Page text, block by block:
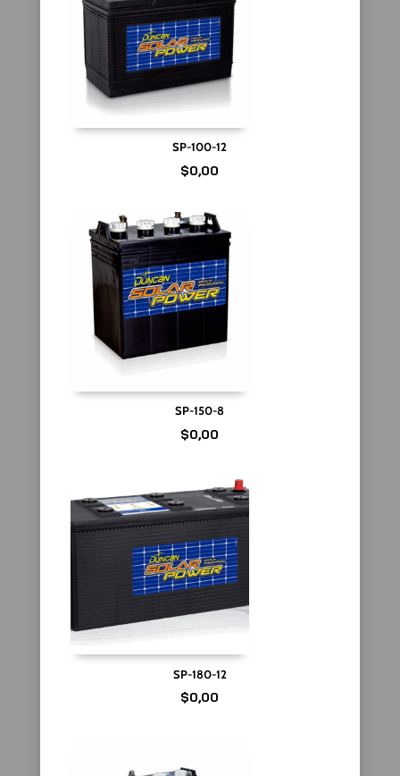
SP-100-12
$0,00
SP-150-8
$0,00
SP-180-12
$0,00